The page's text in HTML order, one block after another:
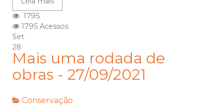
1795
1795 Acessos
Set
28
Mais uma rodada de
obras - 27/09/2021
Conservação